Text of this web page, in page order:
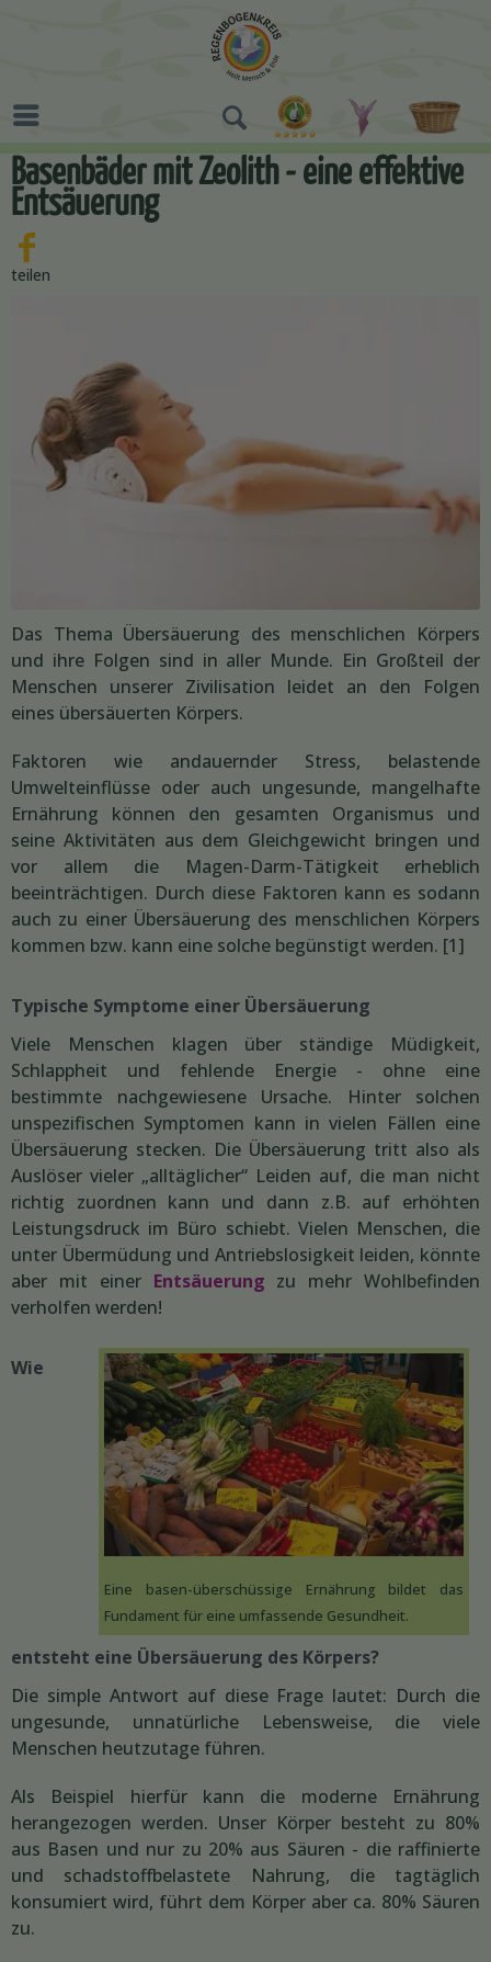
Basenbäder mit Zeolith - eine effektive
Entsäuerung
teilen
Das Thema Übersäuerung des menschlichen Körpers
und ihre Folgen sind in aller Munde. Ein Großteil der
Menschen unserer Zivilisation leidet an den Folgen
eines übersäuerten Körpers.
Faktoren wie andauernder Stress, belastende
Umwelteinflüsse oder auch ungesunde, mangelhafte
Ernährung können den gesamten Organismus und
seine Aktivitäten aus dem Gleichgewicht bringen und
vor allem die Magen-Darm-Tätigkeit erheblich
beeinträchtigen. Durch diese Faktoren kann es sodann
auch zu einer Übersäuerung des menschlichen Körpers
kommen bzw. kann eine solche begünstigt werden. [1]
Typische Symptome einer Übersäuerung
Viele Menschen klagen über ständige Müdigkeit,
Schlappheit und fehlende Energie - ohne eine
bestimmte nachgewiesene Ursache. Hinter solchen
unspezifischen Symptomen kann in vielen Fällen eine
Übersäuerung stecken. Die Übersäuerung tritt also als
Auslöser vieler „alltäglicher“ Leiden auf, die man nicht
richtig zuordnen kann und dann z.B. auf erhöhten
Leistungsdruck im Büro schiebt. Vielen Menschen, die
unter Übermüdung und Antriebslosigkeit leiden, könnte
aber mit einer Entsäuerung zu mehr Wohlbefinden
verholfen werden!
Eine basen-überschüssige Ernährung bildet das
Fundament für eine umfassende Gesundheit.
Wie
entsteht eine Übersäuerung des Körpers?
Die simple Antwort auf diese Frage lautet: Durch die
ungesunde, unnatürliche Lebensweise, die viele
Menschen heutzutage führen.
Als Beispiel hierfür kann die moderne Ernährung
herangezogen werden. Unser Körper besteht zu 80%
aus Basen und nur zu 20% aus Säuren - die raffinierte
und schadstoffbelastete Nahrung, die tagtäglich
konsumiert wird, führt dem Körper aber ca. 80% Säuren
zu.